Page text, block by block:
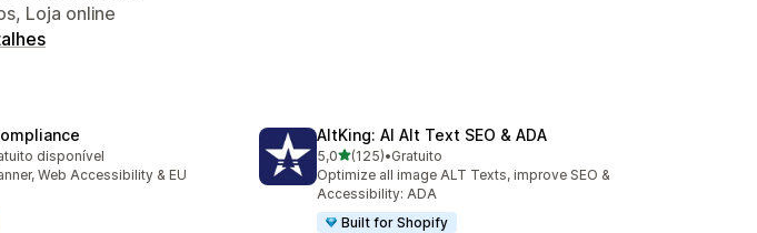
Loja online
disponível
Web Accessibility & EU
AltKing: AI Alt Text SEO & ADA
5,0de 5 estrelas
(125)
125 total de avaliações
•Gratuito
Optimize all image ALT Texts, improve SEO &
Accessibility: ADA
Built for Shopify